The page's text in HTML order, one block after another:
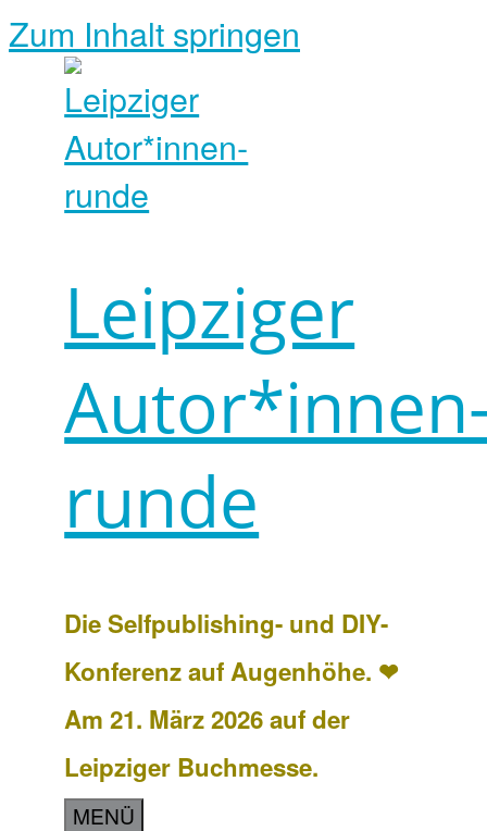
Zum Inhalt springen
Leipziger
runde
Die Selfpublishing- und DIY-
Konferenz auf Augenhöhe. ❤
Am 21. März 2026 auf der
Leipziger Buchmesse.
MENÜ